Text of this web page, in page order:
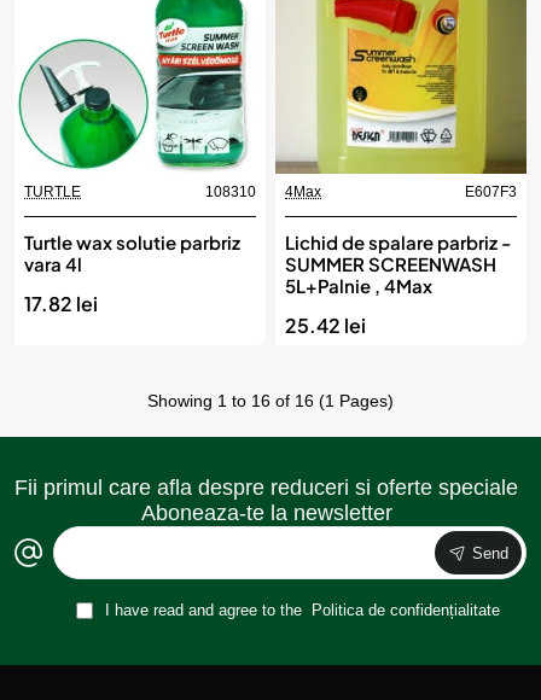
TURTLE 108310
Turtle wax solutie parbriz
vara 4l
17.82 lei
4Max E607F3
Lichid de spalare parbriz -
SUMMER SCREENWASH
5L+Palnie , 4Max
25.42 lei
Showing 1 to 16 of 16 (1 Pages)
Fii primul care afla despre reduceri si oferte speciale
Aboneaza-te la newsletter
Send
I have read and agree to the Politica de confidențialitate